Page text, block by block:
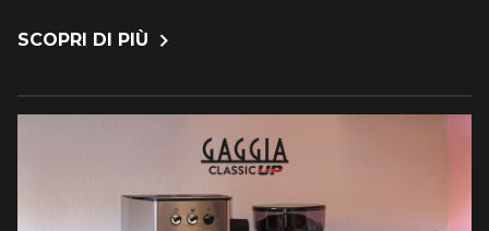
SCOPRI DI PIÙ